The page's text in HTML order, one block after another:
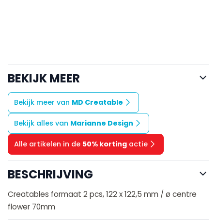
BEKIJK MEER
Bekijk meer van MD Creatable
Bekijk alles van Marianne Design
Alle artikelen in de 50% korting actie
BESCHRIJVING
Creatables formaat 2 pcs, 122 x 122,5 mm / ø centre
flower 70mm